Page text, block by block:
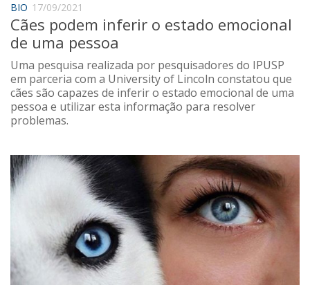
BIO 17/09/2021
Cães podem inferir o estado emocional
de uma pessoa
Uma pesquisa realizada por pesquisadores do IPUSP
em parceria com a University of Lincoln constatou que
cães são capazes de inferir o estado emocional de uma
pessoa e utilizar esta informação para resolver
problemas.